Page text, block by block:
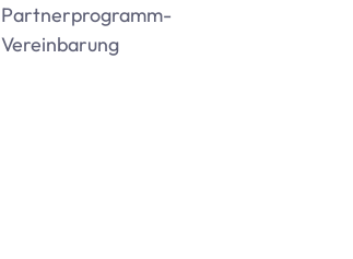
Partnerprogramm-
Vereinbarung